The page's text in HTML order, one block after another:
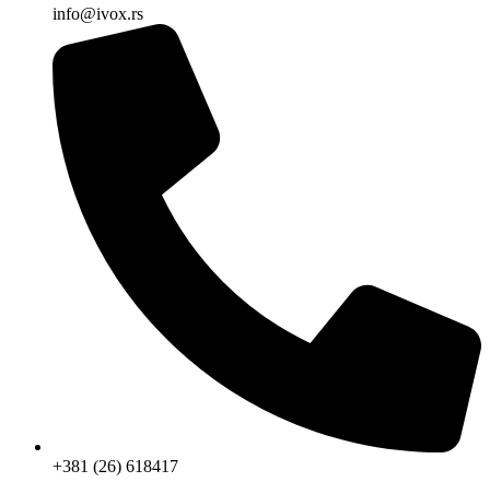
info@ivox.rs
+381 (26) 618417